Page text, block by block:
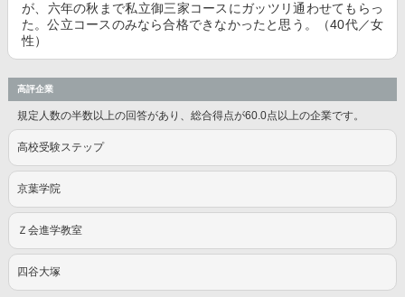
が、六年の秋まで私立御三家コースにガッツリ通わせてもらっ
た。公立コースのみなら合格できなかったと思う。（40代／女
性）
高評企業
規定人数の半数以上の回答があり、総合得点が60.0点以上の企業です。
高校受験ステップ
京葉学院
Ｚ会進学教室
四谷大塚